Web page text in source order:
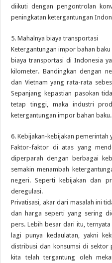
diikuti dengan pengontrolan
peningkatan ketergantungan
5. Mahalnya biaya transportasi
Ketergantungan impor bahan
biaya transportasi di Indonesia
kilometer. Bandingkan dengan
dan Vietnam yang rata-rata
Sepanjang kepastian pasokan
tetap tinggi, maka industri
ketergantungan impor bahan baku.
6. Kebijakan-kebijakan
Faktor-faktor di atas yang
diperparah dengan berbagai
semakin menambah
negeri. Seperti kebijakan dan
deregulasi.
Privatisasi, akar dari masalah ini
dan harga seperti yang sering
pers. Lebih besar dari itu,
lagi punya kedaulatan, yakni
distribusi dan konsumsi di sektor
kita telah tergantung oleh